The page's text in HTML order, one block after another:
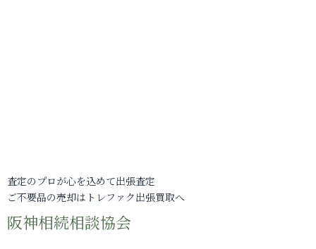
査定のプロが心を込めて出張査定
ご不要品の売却はトレファク出張買取へ
阪神相続相談協会